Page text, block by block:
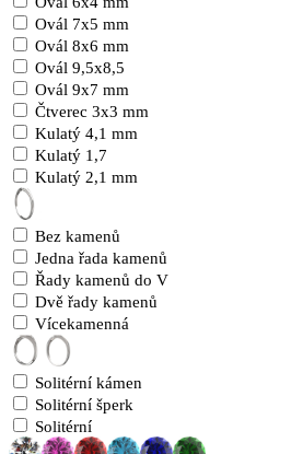
Ovál 7x5 mm
Ovál 8x6 mm
Ovál 9,5x8,5
Ovál 9x7 mm
Čtverec 3x3 mm
Kulatý 4,1 mm
Kulatý 1,7
Kulatý 2,1 mm
Bez kamenů
Jedna řada kamenů
Řady kamenů do V
Dvě řady kamenů
Vícekamenná
Solitérní kámen
Solitérní šperk
Solitérní